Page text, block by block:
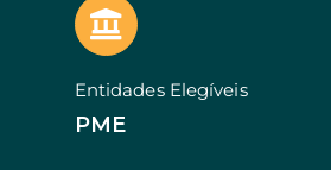
Entidades Elegíveis
PME